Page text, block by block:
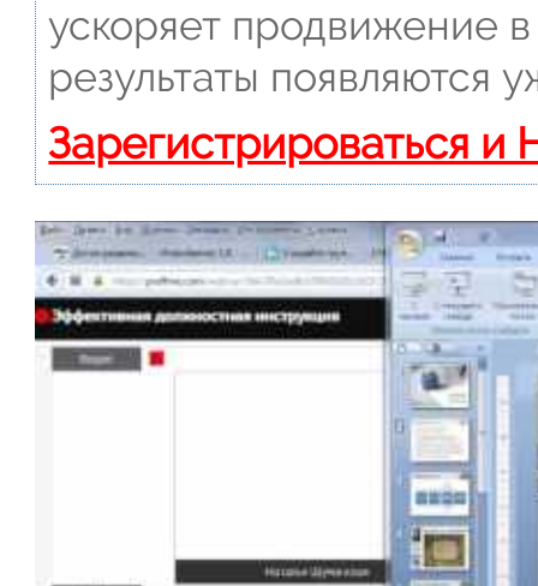
ускоряет продвижение
результаты появляются
Зарегистрироваться и